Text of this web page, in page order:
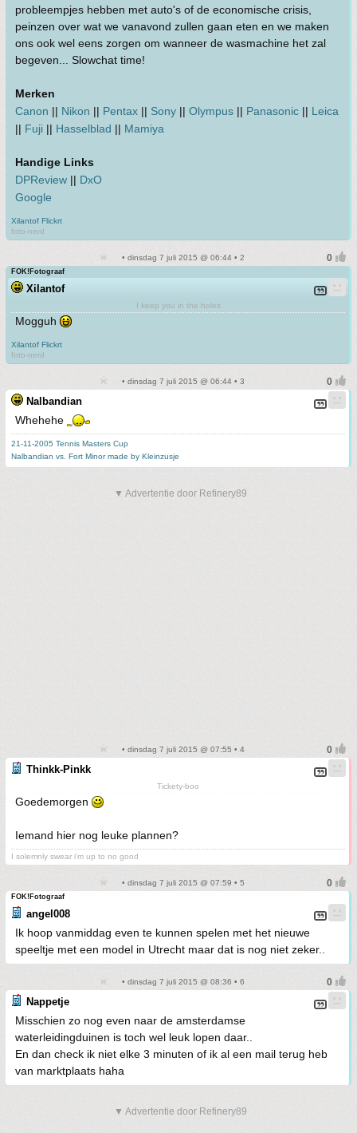
probleempjes hebben met auto's of de economische crisis,
peinzen over wat we vanavond zullen gaan eten en we maken
ons ook wel eens zorgen om wanneer de wasmachine het zal
begeven... Slowchat time!
Merken
Canon || Nikon || Pentax || Sony || Olympus || Panasonic || Leica
|| Fuji || Hasselblad || Mamiya
Handige Links
DPReview || DxO
Google
Xilantof Flickrt
foto-nerd
• dinsdag 7 juli 2015 @ 06:44 • 2
FOK!Fotograaf
Xilantof
I keep you in the holes
Mogguh
Xilantof Flickrt
foto-nerd
• dinsdag 7 juli 2015 @ 06:44 • 3
Nalbandian
Whehehe
21-11-2005 Tennis Masters Cup
Nalbandian vs. Fort Minor made by Kleinzusje
▼ Advertentie door Refinery89
• dinsdag 7 juli 2015 @ 07:55 • 4
Thinkk-Pinkk
Tickety-boo
Goedemorgen
Iemand hier nog leuke plannen?
I solemnly swear i'm up to no good
• dinsdag 7 juli 2015 @ 07:59 • 5
FOK!Fotograaf
angel008
Ik hoop vanmiddag even te kunnen spelen met het nieuwe
speeltje met een model in Utrecht maar dat is nog niet zeker..
• dinsdag 7 juli 2015 @ 08:36 • 6
Nappetje
Misschien zo nog even naar de amsterdamse
waterleidingduinen is toch wel leuk lopen daar..
En dan check ik niet elke 3 minuten of ik al een mail terug heb
van marktplaats haha
▼ Advertentie door Refinery89